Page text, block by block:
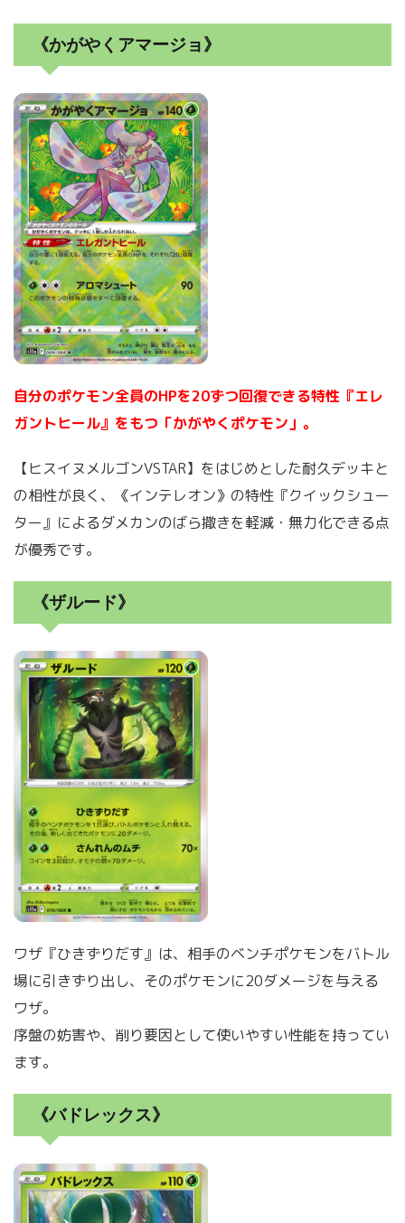
《かがやくアマージョ》
自分のポケモン全員のHPを20ずつ回復できる特性『エレ
ガントヒール』をもつ「かがやくポケモン」。
【ヒスイヌメルゴンVSTAR】をはじめとした耐久デッキと
の相性が良く、《インテレオン》の特性『クイックシュー
ター』によるダメカンのばら撒きを軽減・無力化できる点
が優秀です。
《ザルード》
ワザ『ひきずりだす』は、相手のベンチポケモンをバトル
場に引きずり出し、そのポケモンに20ダメージを与える
ワザ。
序盤の妨害や、削り要因として使いやすい性能を持ってい
ます。
《バドレックス》